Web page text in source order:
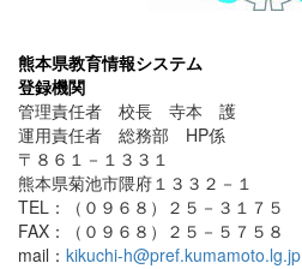
熊本県教育情報システム
登録機関
管理責任者 校長 寺本 護
運用責任者 総務部 HP係
〒８６１－１３３１
熊本県菊池市隈府１３３２－１
TEL：（０９６８）２５－３１７５
FAX：（０９６８）２５－５７５８
mail： kikuchi-h@pref.kumamoto.lg.jp